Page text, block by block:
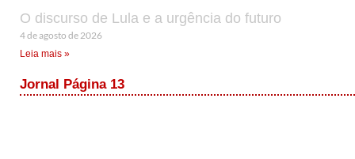
O discurso de Lula e a urgência do futuro
4 de agosto de 2026
Leia mais »
Jornal Página 13